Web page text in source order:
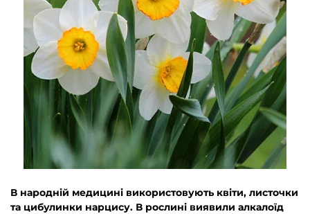
В народній медицині використовують квіти, листочки
та цибулинки нарцису. В рослині виявили алкалоїд